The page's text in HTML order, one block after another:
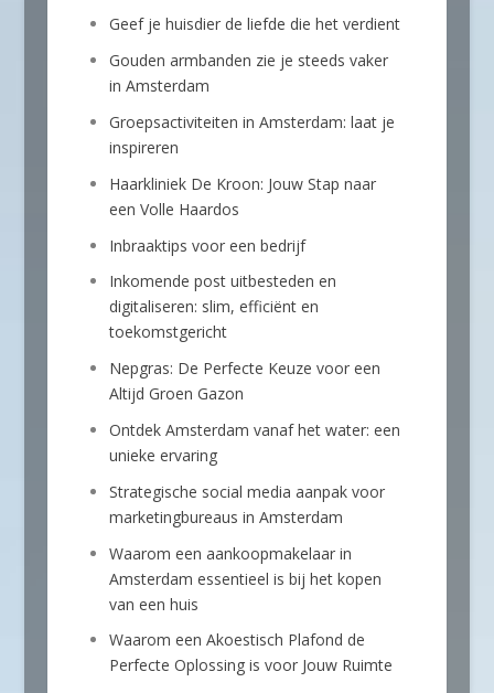
Geef je huisdier de liefde die het verdient
Gouden armbanden zie je steeds vaker
in Amsterdam
Groepsactiviteiten in Amsterdam: laat je
inspireren
Haarkliniek De Kroon: Jouw Stap naar
een Volle Haardos
Inbraaktips voor een bedrijf
Inkomende post uitbesteden en
digitaliseren: slim, efficiënt en
toekomstgericht
Nepgras: De Perfecte Keuze voor een
Altijd Groen Gazon
Ontdek Amsterdam vanaf het water: een
unieke ervaring
Strategische social media aanpak voor
marketingbureaus in Amsterdam
Waarom een aankoopmakelaar in
Amsterdam essentieel is bij het kopen
van een huis
Waarom een Akoestisch Plafond de
Perfecte Oplossing is voor Jouw Ruimte